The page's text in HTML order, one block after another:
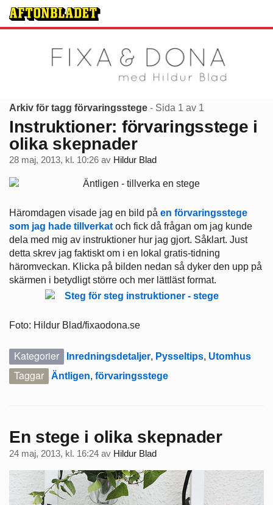
Arkiv för tagg förvaringsstege - Sida 1 av 1
Instruktioner: förvaringsstege i
olika skepnader
28 maj, 2013, kl. 10:26 av Hildur Blad
Häromdagen visade jag en bild på en förvaringsstege
som jag hade tillverkat och fick då frågan om jag kunde
dela med mig av instruktioner hur jag gjort. Såklart. Just
detta skrev jag faktiskt om i en lokal gratis-tidning
häromveckan. Klicka på bilden nedan så dyker den upp på
skärmen i betydligt större och mer lättläst format.
Foto: Hildur Blad/fixaodona.se
Kategorier Inredningsdetaljer, Pysseltips, Utomhus
Taggar Äntligen, förvaringsstege
En stege i olika skepnader
24 maj, 2013, kl. 16:24 av Hildur Blad